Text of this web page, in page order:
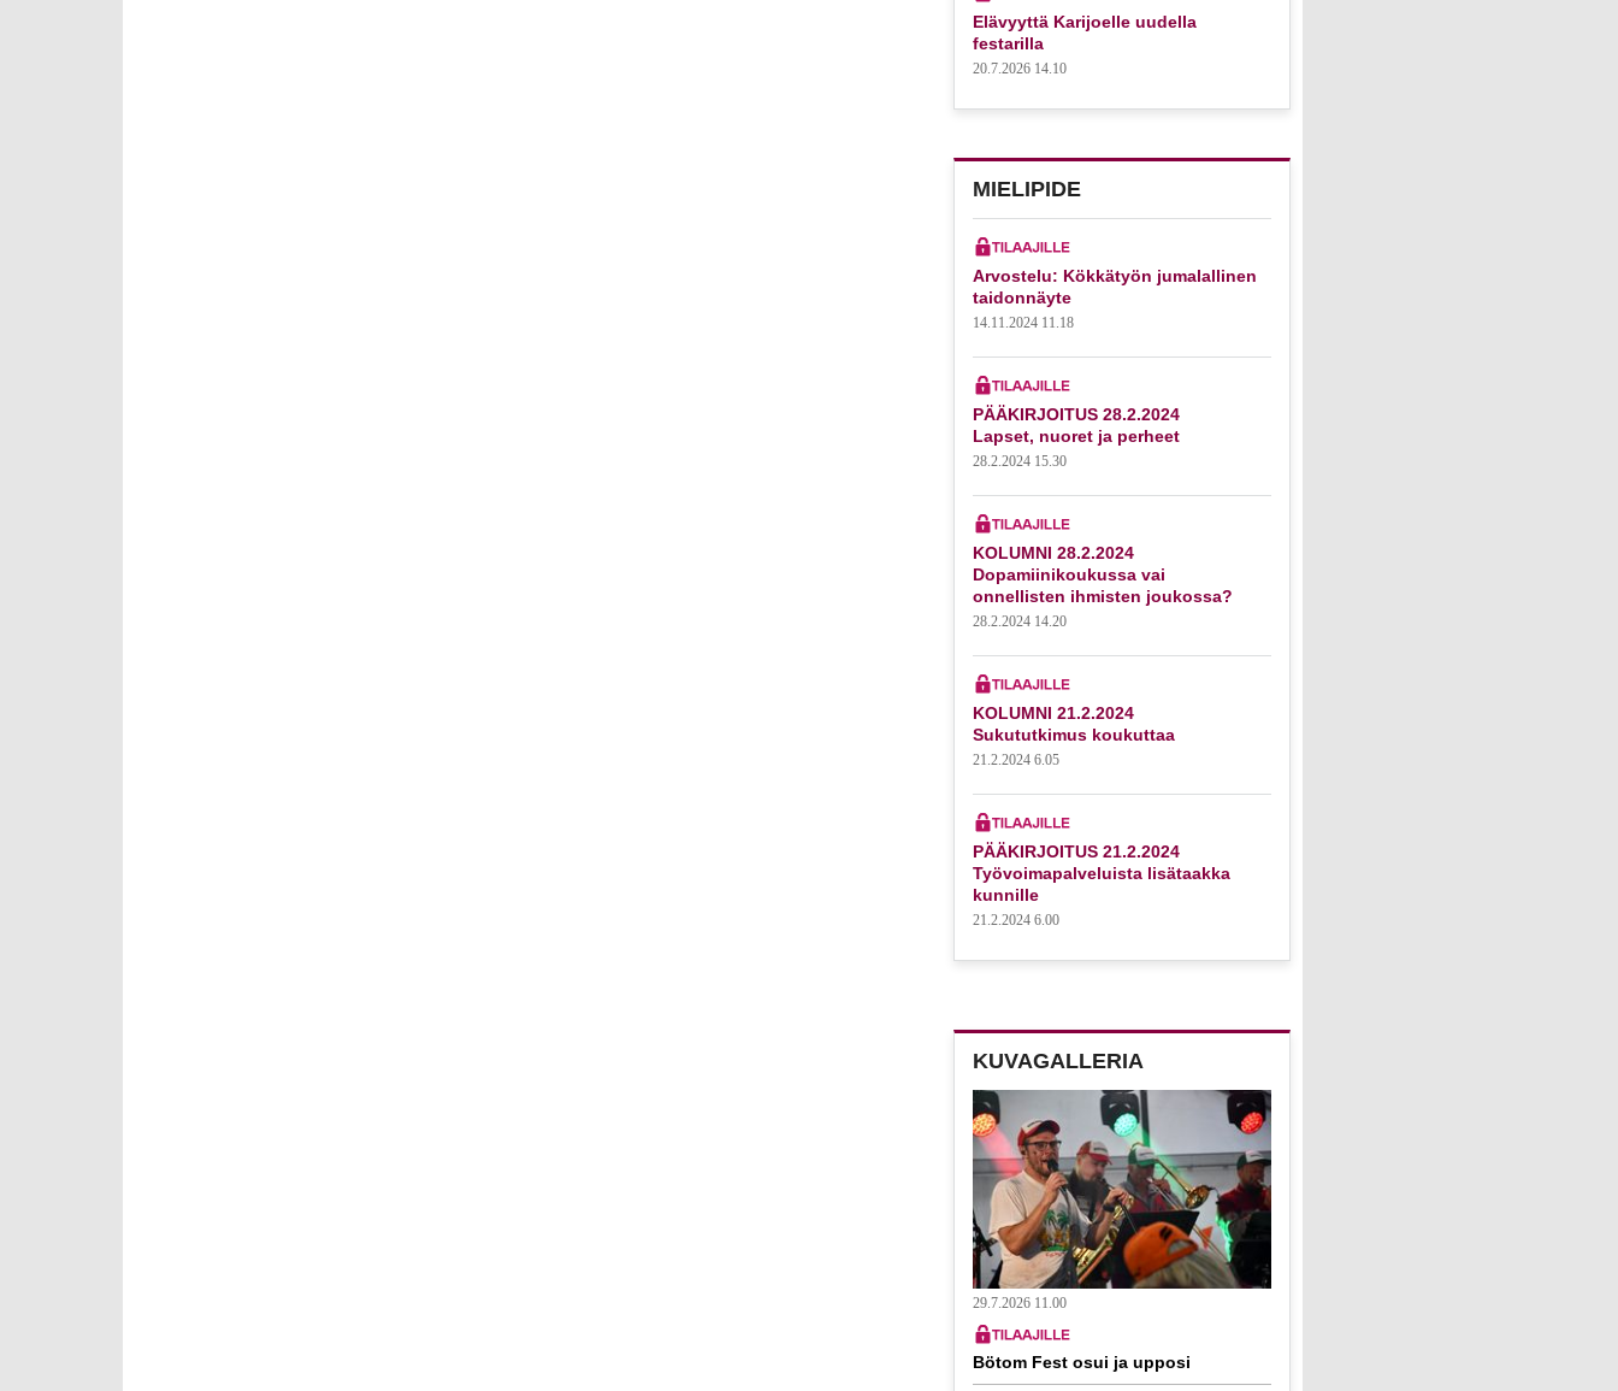
Elävyyttä Karijoelle uudella
festarilla
20.7.2026 14.10
MIELIPIDE
Arvostelu: Kökkätyön jumalallinen
taidonnäyte
14.11.2024 11.18
PÄÄKIRJOITUS 28.2.2024
Lapset, nuoret ja perheet
28.2.2024 15.30
KOLUMNI 28.2.2024
Dopamiinikoukussa vai
onnellisten ihmisten joukossa?
28.2.2024 14.20
KOLUMNI 21.2.2024
Sukututkimus koukuttaa
21.2.2024 6.05
PÄÄKIRJOITUS 21.2.2024
Työvoimapalveluista lisätaakka
kunnille
21.2.2024 6.00
KUVAGALLERIA
29.7.2026 11.00
Bötom Fest osui ja upposi